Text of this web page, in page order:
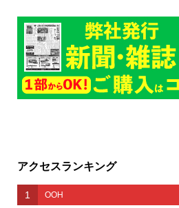
アクセスランキング
1 OOH